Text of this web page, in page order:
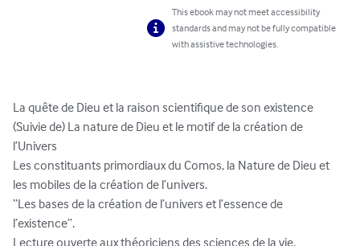
This ebook may not meet accessibility
standards and may not be fully compatible
with assistive technologies.
La quête de Dieu et la raison scientifique de son existence
(Suivie de) La nature de Dieu et le motif de la création de
l’Univers
Les constituants primordiaux du Comos, la Nature de Dieu et
les mobiles de la création de l’univers.
‘‘Les bases de la création de l’univers et l’essence de
l’existence’’.
Lecture ouverte aux théoriciens des sciences de la vie.